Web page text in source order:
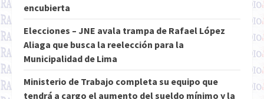
encubierta
Elecciones – JNE avala trampa de Rafael López
Aliaga que busca la reelección para la
Municipalidad de Lima
Ministerio de Trabajo completa su equipo que
tendrá a cargo el aumento del sueldo mínimo y la